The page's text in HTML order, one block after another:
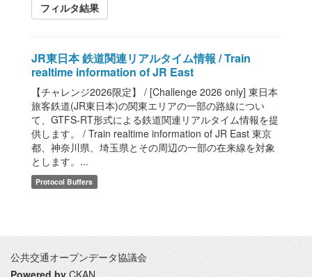
フィルタ結果
JR東日本 鉄道関連リアルタイム情報 / Train
realtime information of JR East
【チャレンジ2026限定】 / [Challenge 2026 only] 東日本
旅客鉄道(JR東日本)の関東エリアの一部の路線につい
て、GTFS-RT形式による鉄道関連リアルタイム情報を提
供します。 / Train realtime information of JR East 東京
都、神奈川県、埼玉県とその周辺の一部の在来線を対象
とします。...
Protocol Buffers
公共交通オープンデータ協議会
Powered by CKAN